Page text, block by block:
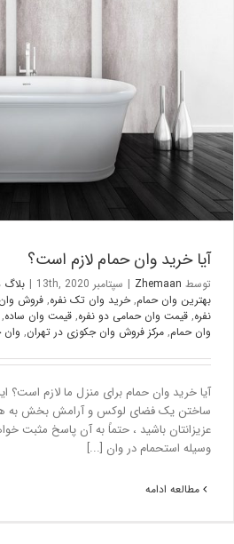
آیا خرید وان حمام لازم
بلاگ
آیا خرید وان حمام لازم است؟
توسطZhemaan
| سپتامبر 13th, 2020 | بلاگ
بهترین وان حمام,خرید وان تک نفره ,فروش وان
,قیمت وان حمامی دو نفره ,قیمت وان ساده,
وان حمام,مرکز فروش وان جکوزی در تهران,وان
آیا خرید وان حمام برای منزل ما لازم است؟ این
ساختن یک فضای لوکس و آرامش بخش به
عزیزانتان باشید ، حتماً به آن پاسخ مثبت
وسیله استحمام در وان [...]
مطالعه ادامه